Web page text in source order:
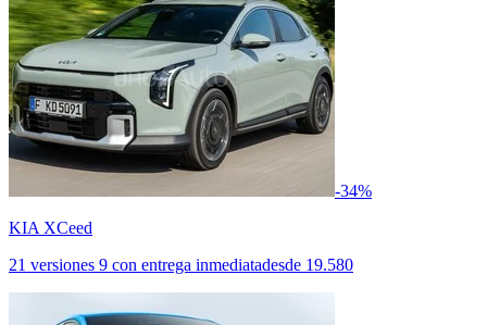
-34%
KIA XCeed
21 versiones 9 con entrega inmediatadesde 19.580